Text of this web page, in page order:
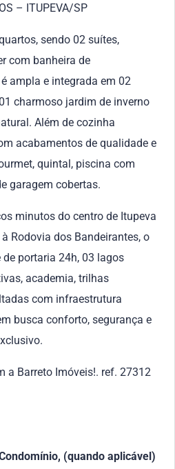
– ITUPEVA/SP
sendo 02 suítes,
com banheira de
ampla e integrada em 02
charmoso jardim de inverno
Além de cozinha
acabamentos de qualidade e
quintal, piscina com
garagem cobertas.
minutos do centro de Itupeva
Rodovia dos Bandeirantes, o
portaria 24h, 03 lagos
academia, trilhas
com infraestrutura
busca conforto, segurança e
a Barreto Imóveis!. ref. 27312
(quando aplicável)